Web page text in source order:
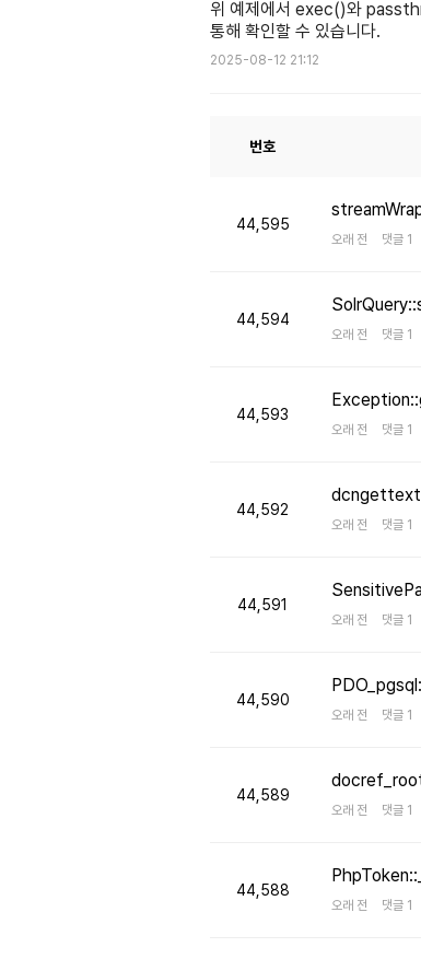
위 예제에서 exec()와
통해 확인할 수 있습니다.
2025-08-12 21:12
번호
44,595
오래 전 댓글 1
44,594
오래 전 댓글 1
44,593
오래 전 댓글 1
44,592
dcngettext
오래 전 댓글 1
44,591
오래 전 댓글 1
44,590
오래 전 댓글 1
44,589
docref_root
오래 전 댓글 1
44,588
오래 전 댓글 1